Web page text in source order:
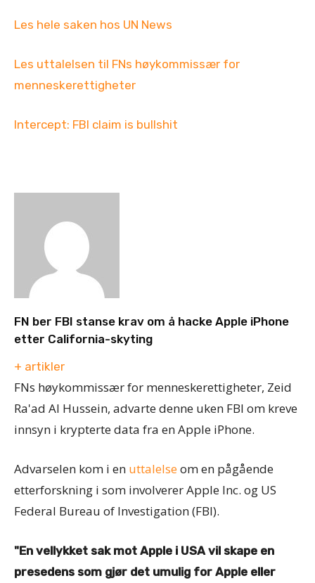
Les hele saken hos UN News
Les uttalelsen til FNs høykommissær for
menneskerettigheter
Intercept: FBI claim is bullshit
FN ber FBI stanse krav om å hacke Apple iPhone
etter California-skyting
+ artikler
FNs høykommissær for menneskerettigheter, Zeid
Ra'ad Al Hussein, advarte denne uken FBI om kreve
innsyn i krypterte data fra en Apple iPhone.
Advarselen kom i en uttalelseom en pågående
etterforskning i som involverer Apple Inc. og US
Federal Bureau of Investigation (FBI).
"En vellykket sak mot Apple i USA vil skape en
presedens som gjør det umulig for Apple eller